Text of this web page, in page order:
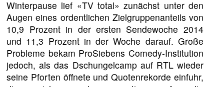
Winterpause lief «TV total» zunächst unter den
Augen eines ordentlichen Zielgruppenanteils von
10,9 Prozent in der ersten Sendewoche 2014
und 11,3 Prozent in der Woche darauf. Große
Probleme bekam ProSiebens Comedy-Institution
jedoch, als das Dschungelcamp auf RTL wieder
seine Pforten öffnete und Quotenrekorde einfuhr,